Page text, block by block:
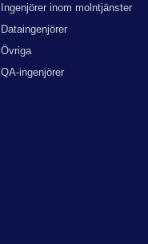
Ingenjörer inom molntjänster
Dataingenjörer
Övriga
QA-ingenjörer